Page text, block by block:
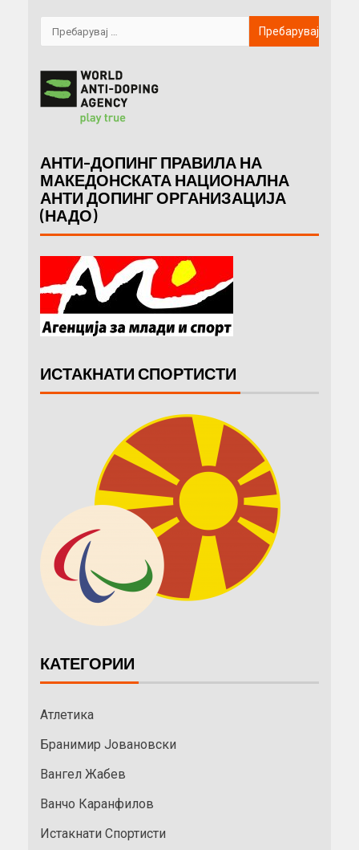
АНТИ-ДОПИНГ ПРАВИЛА НА
МАКЕДОНСКАТА НАЦИОНАЛНА
АНТИ ДОПИНГ ОРГАНИЗАЦИЈА
(НАДО)
ИСТАКНАТИ СПОРТИСТИ
КАТЕГОРИИ
Атлетика
Бранимир Јовановски
Вангел Жабев
Ванчо Каранфилов
Истакнати Спортисти